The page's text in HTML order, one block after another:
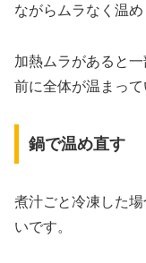
ながらムラなく温め
加熱ムラがあると
前に全体が温まって
鍋で温め直す
煮汁ごと冷凍した
いです。